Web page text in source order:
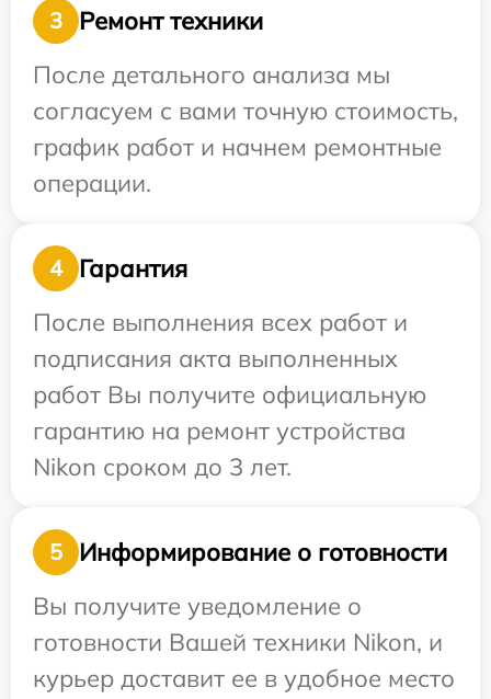
3
Ремонт техники
После детального анализа мы
согласуем с вами точную стоимость,
график работ и начнем ремонтные
операции.
4
Гарантия
После выполнения всех работ и
подписания акта выполненных
работ Вы получите официальную
гарантию на ремонт устройства
Nikon сроком до 3 лет.
5
Информирование о готовности
Вы получите уведомление о
готовности Вашей техники Nikon, и
курьер доставит ее в удобное место